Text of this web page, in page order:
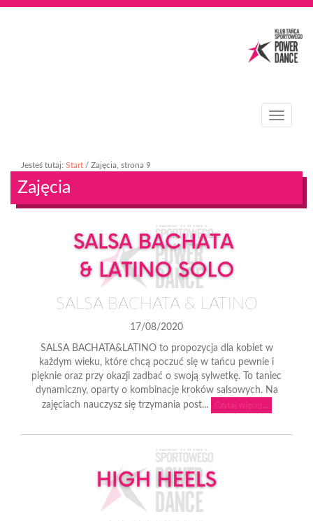
T
l
Jesteś tutaj: Start / Zajęcia , strona 9
Zajęcia
SALSA BACHATA & LATINO
17/08/2020
SALSA BACHATA&LATINO to propozycja dla kobiet w
każdym wieku, które chcą poczuć się w tańcu pewnie i
pięknie oraz przy okazji zadbać o swoją sylwetkę. To taniec
dynamiczny, oparty o kombinacje kroków salsowych. Na
zajęciach nauczysz się trzymania post...
Czytaj więcej...